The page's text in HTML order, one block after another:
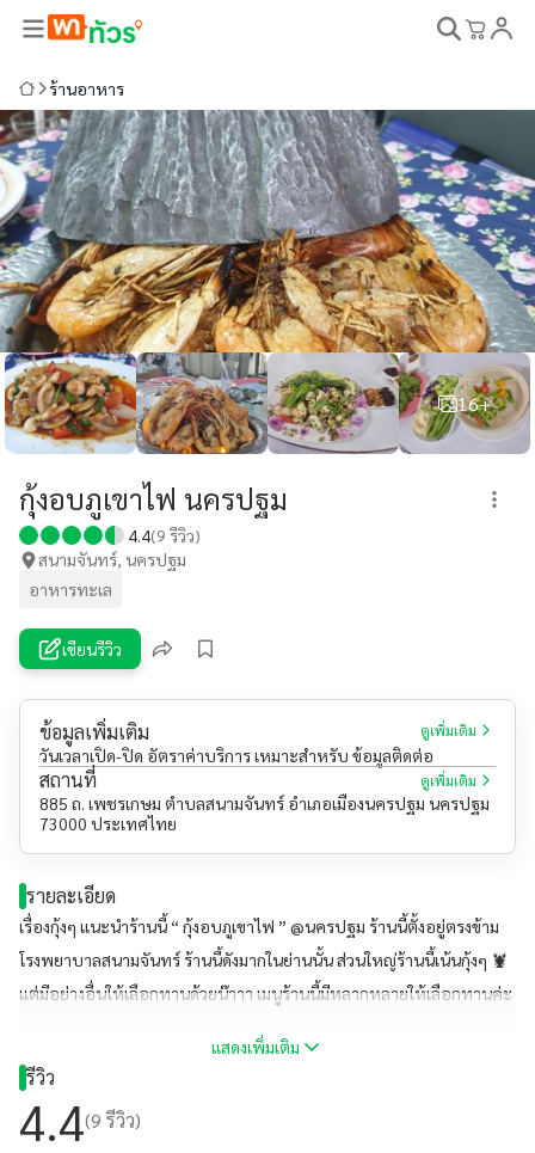
ร้านอาหาร
16+
กุ้งอบภูเขาไฟ นครปฐม
4.4(9 รีวิว)
สนามจันทร์, นครปฐม
อาหารทะเล
เขียนรีวิว
ข้อมูลเพิ่มเติม ดูเพิ่มเติม
วันเวลาเปิด-ปิด อัตราค่าบริการ เหมาะสำหรับ ข้อมูลติดต่อ
สถานที่ ดูเพิ่มเติม
885 ถ. เพชรเกษม ตำบลสนามจันทร์ อำเภอเมืองนครปฐม นครปฐม
73000 ประเทศไทย
รายละเอียด
เรื่องกุ้งๆ แนะนำร้านนี้ “ กุ้งอบภูเขาไฟ ” @นครปฐม ร้านนี้ตั้งอยู่ตรงข้าม
โรงพยาบาลสนามจันทร์ ร้านนี้ดังมากในย่านนั้น ส่วนใหญ่ร้านนี้เน้นกุ้งๆ 🦞
แต่มีอย่างอื่นให้เลือกทานด้วยน๊าาา เมนูร้านนี้มีหลากหลายให้เลือกทานค่ะ
#ร้านนี้บิวตี้แนะนำ
แสดงเพิ่มเติม
รีวิว
4.4(9 รีวิว)